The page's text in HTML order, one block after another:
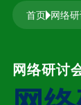
面
首页
网络研讨